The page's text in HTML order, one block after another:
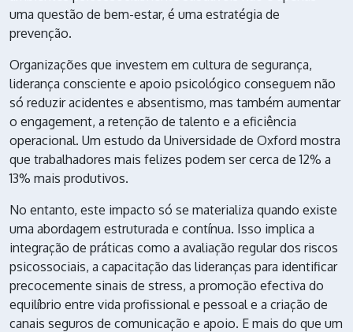
uma questão de bem-estar, é uma estratégia de
prevenção.
Organizações que investem em cultura de segurança,
liderança consciente e apoio psicológico conseguem não
só reduzir acidentes e absentismo, mas também aumentar
o engagement, a retenção de talento e a eficiência
operacional. Um estudo da Universidade de Oxford mostra
que trabalhadores mais felizes podem ser cerca de 12% a
13% mais produtivos.
No entanto, este impacto só se materializa quando existe
uma abordagem estruturada e contínua. Isso implica a
integração de práticas como a avaliação regular dos riscos
psicossociais, a capacitação das lideranças para identificar
precocemente sinais de stress, a promoção efectiva do
equilíbrio entre vida profissional e pessoal e a criação de
canais seguros de comunicação e apoio. E mais do que um